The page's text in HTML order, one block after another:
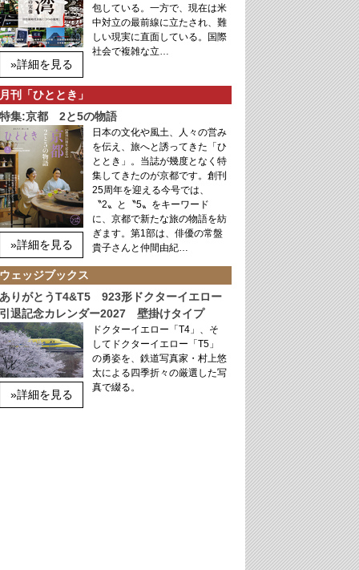
»詳細を見る
包している。一方で、現在は米
中対立の最前線に立たされ、難
しい現実に直面している。国際
社会で複雑な立…
月刊「ひととき」
特集:京都 2と5の物語
»詳細を見る
日本の文化や風土、人々の営み
を伝え、旅へと誘ってきた「ひ
ととき」。当誌が幾度となく特
集してきたのが京都です。創刊
25周年を迎える今号では、
〝2〟と〝5〟をキーワード
に、京都で新たな旅の物語を紡
ぎます。第1部は、俳優の常盤
貴子さんと仲間由紀…
ウェッジブックス
ありがとうT4&T5 923形ドクターイエロー
引退記念カレンダー2027 壁掛けタイプ
»詳細を見る
ドクターイエロー「T4」、そ
してドクターイエロー「T5」
の勇姿を、鉄道写真家・村上悠
太による四季折々の厳選した写
真で綴る。